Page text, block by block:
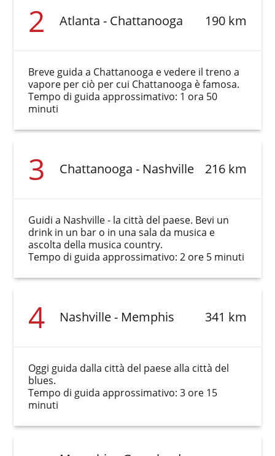
2 Atlanta - Chattanooga 190 km
Breve guida a Chattanooga e vedere il treno a
vapore per ciò per cui Chattanooga è famosa.
Tempo di guida approssimativo: 1 ora 50
minuti
3 Chattanooga - Nashville 216 km
Guidi a Nashville - la città del paese. Bevi un
drink in un bar o in una sala da musica e
ascolta della musica country.
Tempo di guida approssimativo: 2 ore 5 minuti
4 Nashville - Memphis 341 km
Oggi guida dalla città del paese alla città del
blues.
Tempo di guida approssimativo: 3 ore 15
minuti